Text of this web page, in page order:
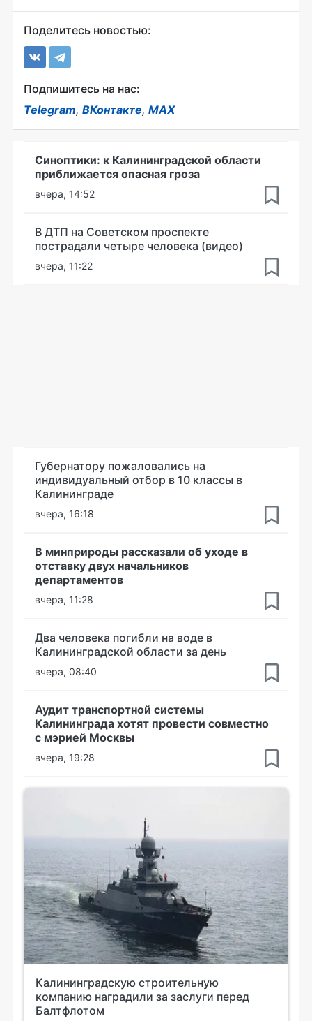
Поделитесь новостью:
Подпишитесь на нас:
Telegram, ВКонтакте, MAX
Синоптики: к Калининградской области
приближается опасная гроза
вчера, 14:52
В ДТП на Советском проспекте
пострадали четыре человека (видео)
вчера, 11:22
Губернатору пожаловались на
индивидуальный отбор в 10 классы в
Калининграде
вчера, 16:18
В минприроды рассказали об уходе в
отставку двух начальников
департаментов
вчера, 11:28
Два человека погибли на воде в
Калининградской области за день
вчера, 08:40
Аудит транспортной системы
Калининграда хотят провести совместно
с мэрией Москвы
вчера, 19:28
Калининградскую строительную
компанию наградили за заслуги перед
Балтфлотом